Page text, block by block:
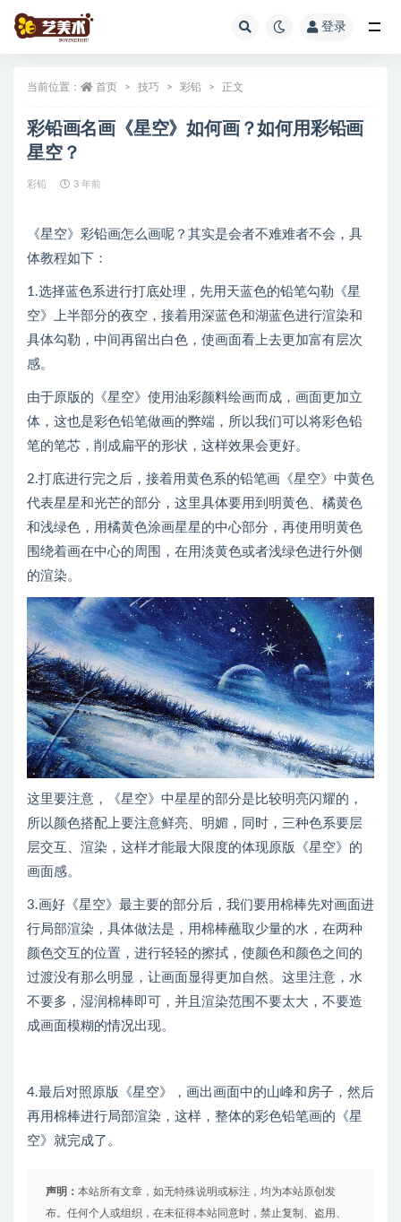
登录
当前位置： 首页 技巧 彩铅 正文
彩铅画名画《星空》如何画？如何用彩铅画
星空？
彩铅 3 年前
《星空》彩铅画怎么画呢？其实是会者不难难者不会，具
体教程如下：
1.选择蓝色系进行打底处理，先用天蓝色的铅笔勾勒《星
空》上半部分的夜空，接着用深蓝色和湖蓝色进行渲染和
具体勾勒，中间再留出白色，使画面看上去更加富有层次
感。
由于原版的《星空》使用油彩颜料绘画而成，画面更加立
体，这也是彩色铅笔做画的弊端，所以我们可以将彩色铅
笔的笔芯，削成扁平的形状，这样效果会更好。
2.打底进行完之后，接着用黄色系的铅笔画《星空》中黄色
代表星星和光芒的部分，这里具体要用到明黄色、橘黄色
和浅绿色，用橘黄色涂画星星的中心部分，再使用明黄色
围绕着画在中心的周围，在用淡黄色或者浅绿色进行外侧
的渲染。
这里要注意，《星空》中星星的部分是比较明亮闪耀的，
所以颜色搭配上要注意鲜亮、明媚，同时，三种色系要层
层交互、渲染，这样才能最大限度的体现原版《星空》的
画面感。
3.画好《星空》最主要的部分后，我们要用棉棒先对画面进
行局部渲染，具体做法是，用棉棒蘸取少量的水，在两种
颜色交互的位置，进行轻轻的擦拭，使颜色和颜色之间的
过渡没有那么明显，让画面显得更加自然。这里注意，水
不要多，湿润棉棒即可，并且渲染范围不要太大，不要造
成画面模糊的情况出现。
4.最后对照原版《星空》，画出画面中的山峰和房子，然后
再用棉棒进行局部渲染，这样，整体的彩色铅笔画的《星
空》就完成了。
声明： 本站所有文章，如无特殊说明或标注，均为本站原创发
布。任何个人或组织，在未征得本站同意时，禁止复制、盗用、